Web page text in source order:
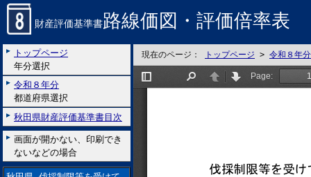
財産評価基準書路線価図・評価倍率表
トップページ
年分選択
令和８年分
都道府県選択
秋田県財産評価基準書目次
画面が開かない、印刷でき
ないなどの場合
現在のページ： トップページ > 令和８年分